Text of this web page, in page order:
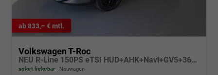
ab 833,– € mtl.
Volkswagen T-Roc
NEU R-Line 150PS eTSI HUD+AHK+Navi+GV5+360°+IQ.Light+Parklenk+eHeck+BlackStyle
sofort lieferbar Neuwagen